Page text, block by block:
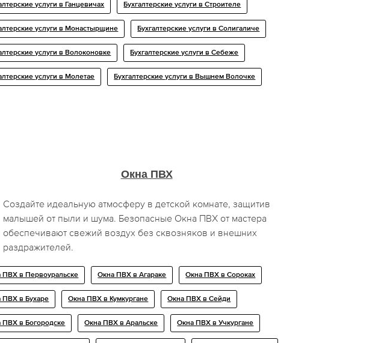
услуги в Ганцевичах Бухгалтерские услуги в Строителе
услуги в Монастырщине Бухгалтерские услуги в Солигаличе
услуги в Волоконовке Бухгалтерские услуги в Себеже
услуги в Молетае Бухгалтерские услуги в Вышнем Волочке
Окна ПВХ
Создайте идеальную атмосферу в детской комнате, защитив
малышей от пыли и шума. Безопасные Окна ПВХ от мастера
обеспечивают свежий воздух без сквозняков и внешних
раздражителей.
ПВХ в Первоуральске Окна ПВХ в Агараке Окна ПВХ в Сороках
ПВХ в Бухаре Окна ПВХ в Кумкургане Окна ПВХ в Сейди
ПВХ в Богородске Окна ПВХ в Аральске Окна ПВХ в Учкургане